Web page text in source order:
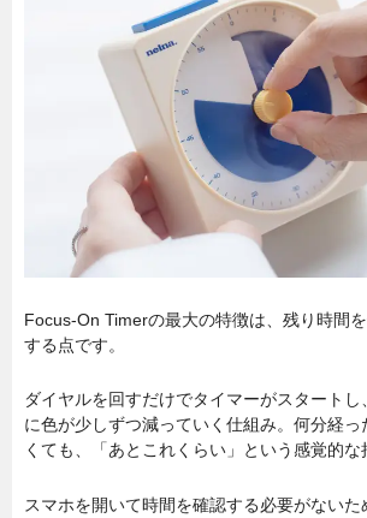
Focus-On Timerの最大の特徴は、残り時間を
する点です。
ダイヤルを回すだけでタイマーがスタートし
に色が少しずつ減っていく仕組み。何分経っ
くても、「あとこれくらい」という感覚的な
スマホを開いて時間を確認する必要がないた